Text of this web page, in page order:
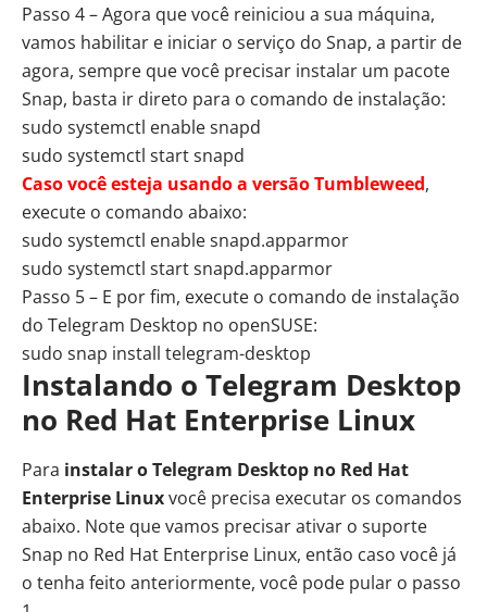
Passo 4 – Agora que você reiniciou a sua máquina,
vamos habilitar e iniciar o serviço do Snap, a partir de
agora, sempre que você precisar instalar um pacote
Snap, basta ir direto para o comando de instalação:
sudo systemctl enable snapd
sudo systemctl start snapd
Caso você esteja usando a versão Tumbleweed,
execute o comando abaixo:
sudo systemctl enable snapd.apparmor
sudo systemctl start snapd.apparmor
Passo 5 – E por fim, execute o comando de instalação
do Telegram Desktop no openSUSE:
sudo snap install telegram-desktop
Instalando o Telegram Desktop
no Red Hat Enterprise Linux
Para instalar o Telegram Desktop no Red Hat
Enterprise Linuxvocê precisa executar os comandos
abaixo. Note que vamos precisar ativar o suporte
Snap no Red Hat Enterprise Linux, então caso você já
o tenha feito anteriormente, você pode pular o passo